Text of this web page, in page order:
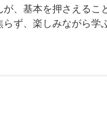
、基本を押さえるこ
ず、楽しみながら学